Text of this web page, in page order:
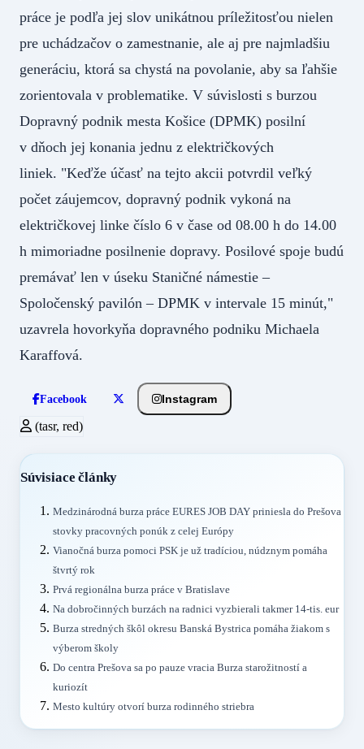
práce je podľa jej slov unikátnou príležitosťou nielen
pre uchádzačov o zamestnanie, ale aj pre najmladšiu
generáciu, ktorá sa chystá na povolanie, aby sa ľahšie
zorientovala v problematike. V súvislosti s burzou
Dopravný podnik mesta Košice (DPMK) posilní
v dňoch jej konania jednu z električkových
liniek. "Keďže účasť na tejto akcii potvrdil veľký
počet záujemcov, dopravný podnik vykoná na
električkovej linke číslo 6 v čase od 08.00 h do 14.00
h mimoriadne posilnenie dopravy. Posilové spoje budú
premávať len v úseku Staničné námestie –
Spoločenský pavilón – DPMK v intervale 15 minút,"
uzavrela hovorkyňa dopravného podniku Michaela
Karaffová.
Facebook Instagram
(tasr, red)
Súvisiace články
Medzinárodná burza práce EURES JOB DAY priniesla do Prešova
stovky pracovných ponúk z celej Európy
Vianočná burza pomoci PSK je už tradíciou, núdznym pomáha
štvrtý rok
Prvá regionálna burza práce v Bratislave
Na dobročinných burzách na radnici vyzbierali takmer 14-tis. eur
Burza stredných škôl okresu Banská Bystrica pomáha žiakom s
výberom školy
Do centra Prešova sa po pauze vracia Burza starožitností a
kuriozít
Mesto kultúry otvorí burza rodinného striebra